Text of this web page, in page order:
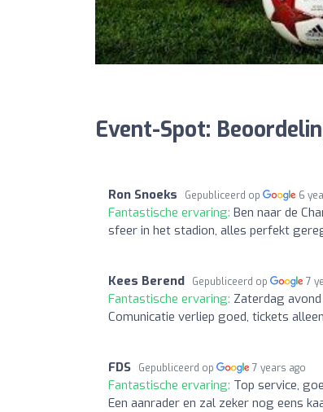
Event-Spot:
Ron Snoeks Gepubliceerd op 6
Fantastische ervaring: Ben naar de
sfeer in het stadion, alles perfekt
Kees Berend Gepubliceerd op 7
Fantastische ervaring: Zaterdag
Comunicatie verliep goed, tickets
FDS Gepubliceerd op 7 years ago
Fantastische ervaring: Top service,
Een aanrader en zal zeker nog eens